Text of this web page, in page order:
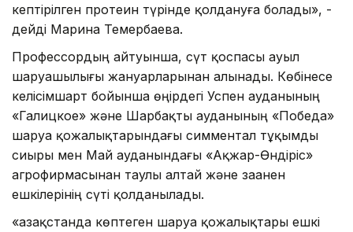
кептірілген протеин түрінде қолдануға болады», -
дейді Марина Темербаева.
Профессордың айтуынша, сүт қоспасы ауыл
шаруашылығы жануарларынан алынады. Көбінесе
келісімшарт бойынша өңірдегі Успен ауданының
«Галицкое» және Шарбақты ауданының «Победа»
шаруа қожалықтарындағы симментал тұқымды
сиыры мен Май ауданындағы «Ақжар-Өндіріс»
агрофирмасынан таулы алтай және заанен
ешкілерінің сүті қолданылады.
«Қазақстанда көптеген шаруа қожалықтары ешкі